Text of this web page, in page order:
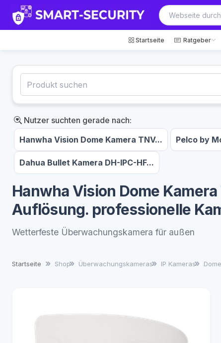
Startseite Ratgeber
Nutzer suchten gerade nach:
Hanwha Vision Dome Kamera TNV...
Pelco by
Dahua Bullet Kamera DH-IPC-HF...
Hanwha Vision Dome
Auflösung. professionelle
Wetterfeste Überwachungskamera für außen
Startseite Shop Überwachungskameras IP Kameras